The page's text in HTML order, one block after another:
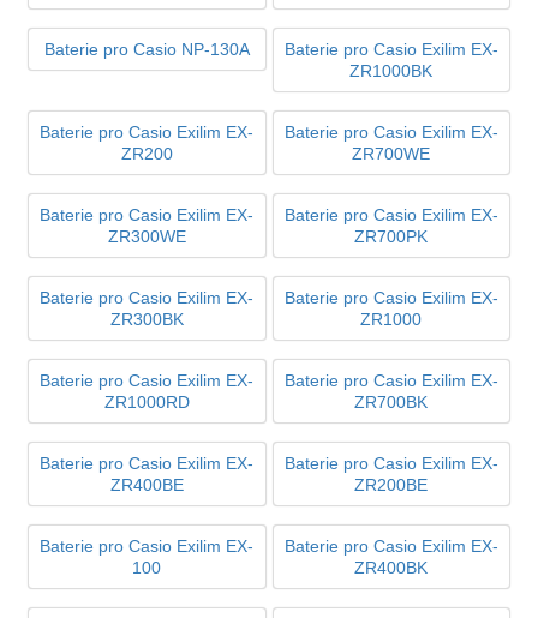
Baterie pro Casio NP-130A
Baterie pro Casio Exilim EX-
ZR1000BK
Baterie pro Casio Exilim EX-
ZR200
Baterie pro Casio Exilim EX-
ZR700WE
Baterie pro Casio Exilim EX-
ZR300WE
Baterie pro Casio Exilim EX-
ZR700PK
Baterie pro Casio Exilim EX-
ZR300BK
Baterie pro Casio Exilim EX-
ZR1000
Baterie pro Casio Exilim EX-
ZR1000RD
Baterie pro Casio Exilim EX-
ZR700BK
Baterie pro Casio Exilim EX-
ZR400BE
Baterie pro Casio Exilim EX-
ZR200BE
Baterie pro Casio Exilim EX-
100
Baterie pro Casio Exilim EX-
ZR400BK